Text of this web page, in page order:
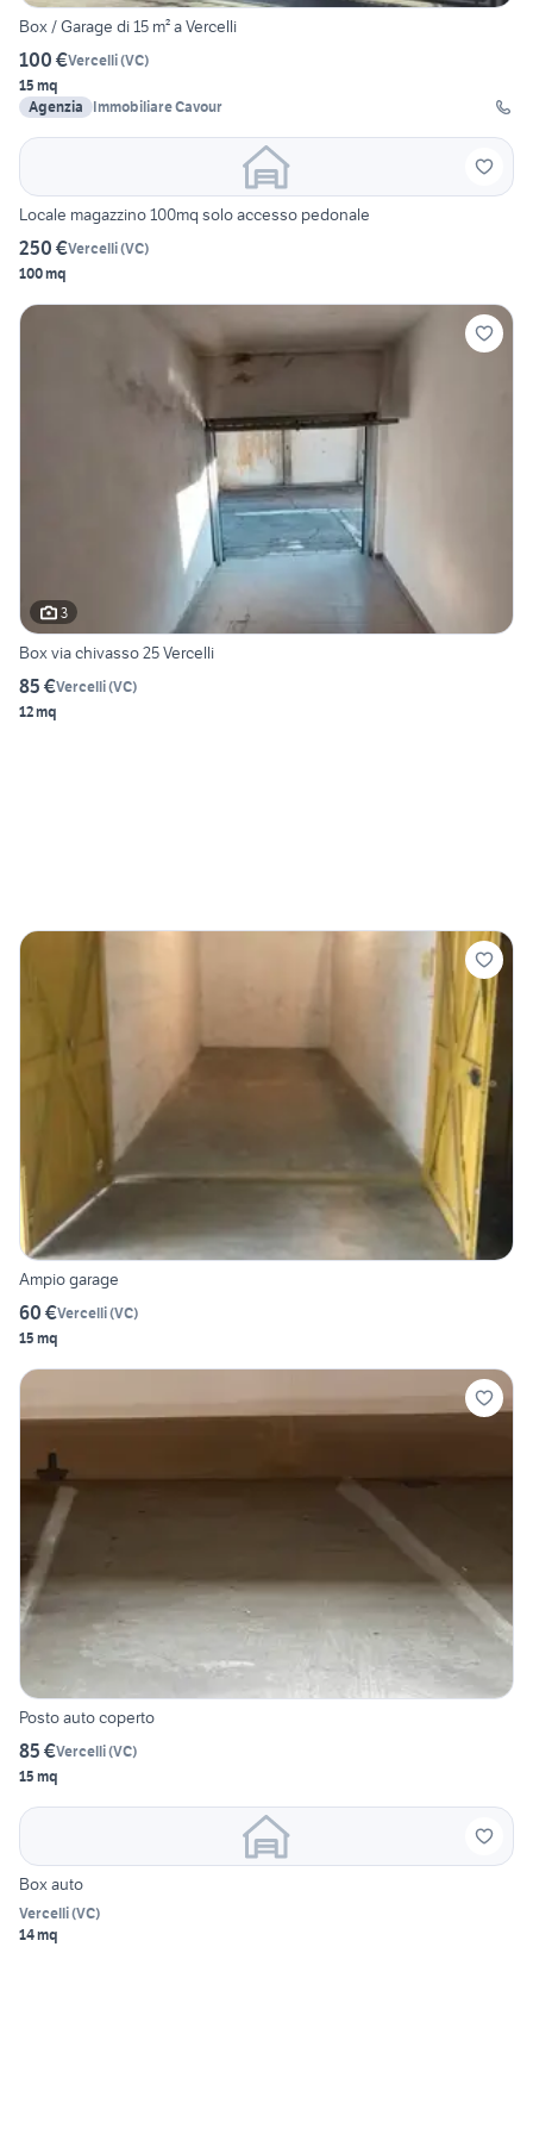
Box / Garage di 15 m² a Vercelli
100 €Vercelli(VC)
15 mq
Agenzia
Immobiliare Cavour
Locale magazzino 100mq solo accesso pedonale
250 €Vercelli(VC)
100 mq
3
Box via chivasso 25 Vercelli
85 €Vercelli(VC)
12 mq
Ampio garage
60 €Vercelli(VC)
15 mq
Posto auto coperto
85 €Vercelli(VC)
15 mq
Box auto
Vercelli(VC)
14 mq